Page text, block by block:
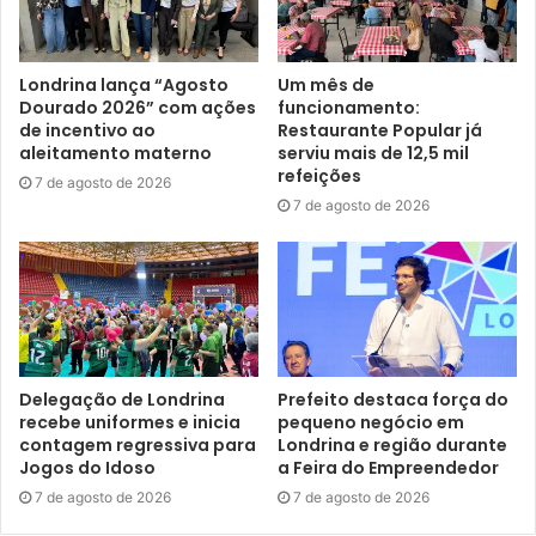
com as entidades, como o Creas, IAT e MP, com certeza
teremos uma atuação eficaz e efetiva para garantir a
Londrina o melhor planejamento urbano da cidade, para
que possamos oferecermos os melhores serviços
públicos à população”, apontou.
O presidente do Secovi/Norte, Paulo Eduardo de Oliveira,
disse que a parceria entre as entidades e Prefeitura traz
muita satisfação. “Estou muito feliz com esta nova parceria
que acaba de se concretizar, entre Prefeitura, Ministério
Público, Creci, Secovi, IAT, entre outras entidades, contra
as irregularidades destes loteamentos na cidade de
Londrina e região. Acreditamos que isso terá grande
efetividade nas novas denúncias”, expôs.
O promotor de Justiça, Renato dos Santos Santana,
Londrina lança “Agosto
Dourado 2026” com ações
de incentivo ao
aleitamento materno
7 de agosto de 2026
Um mês de
funcionamento:
Restaurante Popular já
serviu mais de 12,5 mil
refeições
7 de agosto de 2026
Delegação de Londrina
recebe uniformes e inicia
contagem regressiva para
Jogos do Idoso
7 de agosto de 2026
Prefeito destaca força do
pequeno negócio em
Londrina e região durante
a Feira do Empreendedor
7 de agosto de 2026